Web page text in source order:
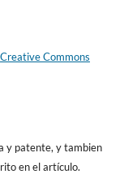
Creative Commons
y patente, y tambien
en el artículo.